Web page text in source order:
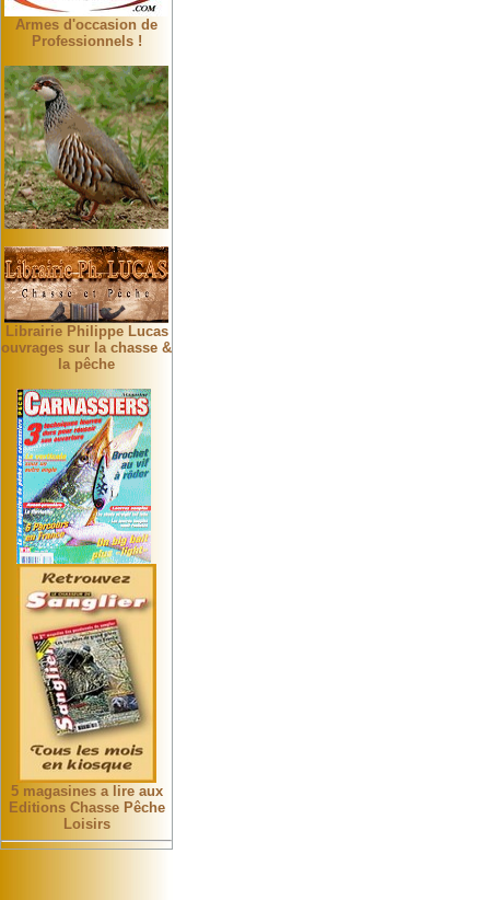
Armes d'occasion de
Professionnels !
Librairie Philippe Lucas
ouvrages sur la chasse &
la pêche
5 magasines a lire aux
Editions Chasse Pêche
Loisirs